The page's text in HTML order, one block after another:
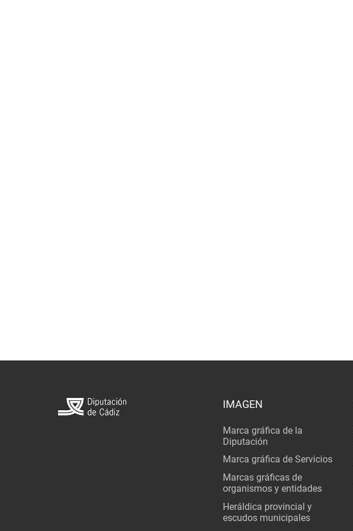
IMAGEN
Marca gráfica de la
Diputación
Marca gráfica de Servicios
Marcas gráficas de
organismos y entidades
Heráldica provincial y
escudos municipales